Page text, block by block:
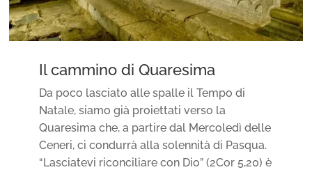
Il cammino di Quaresima
Da poco lasciato alle spalle il Tempo di
Natale, siamo già proiettati verso la
Quaresima che, a partire dal Mercoledì delle
Ceneri, ci condurrà alla solennità di Pasqua.
“Lasciatevi riconciliare con Dio” (2Cor 5,20) è